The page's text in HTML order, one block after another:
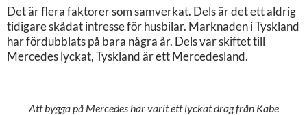
Det är flera faktorer som samverkat. Dels är det ett aldrig
tidigare skådat intresse för husbilar. Marknaden i Tyskland
har fördubblats på bara några år. Dels var skiftet till
Mercedes lyckat, Tyskland är ett Mercedesland.
Att bygga på Mercedes har varit ett lyckat drag från Kabe